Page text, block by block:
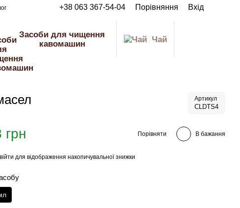
+38 063 367-54-04 Порівняння Вхід
Засоби для чищення
кавомашин
Чай
Артикул
CLDTS4
грн Порівняти В бажання
для відображення накопичувальної знижки